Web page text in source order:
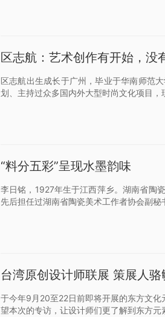
区志航：艺术创作有开始，没
区志航出生成长于广州，毕业于华南师范
划、主持过众多国内外大型时尚文化项目，
“料分五彩”呈现水墨韵味
李日铭，1927年生于江西萍乡。湖南省陶
先后担任过湖南省陶瓷美术工作者协会副
台湾原创设计师联展 策展人
于今年9月20至22日前即将开展的东方文
望本次的专访，让设计师们更了解到东方元